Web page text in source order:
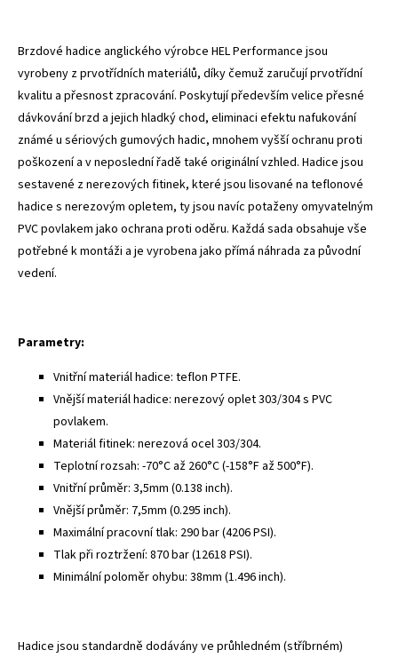
Brzdové hadice anglického výrobce HEL Performance jsou
vyrobeny z prvotřídních materiálů, díky čemuž zaručují prvotřídní
kvalitu a přesnost zpracování. Poskytují především velice přesné
dávkování brzd a jejich hladký chod, eliminaci efektu nafukování
známé u sériových gumových hadic, mnohem vyšší ochranu proti
poškození a v neposlední řadě také originální vzhled. Hadice jsou
sestavené z nerezových fitinek, které jsou lisované na teflonové
hadice s nerezovým opletem, ty jsou navíc potaženy omyvatelným
PVC povlakem jako ochrana proti oděru. Každá sada obsahuje vše
potřebné k montáži a je vyrobena jako přímá náhrada za původní
vedení.
Parametry:
Vnitřní materiál hadice: teflon PTFE.
Vnější materiál hadice: nerezový oplet 303/304 s PVC
povlakem.
Materiál fitinek: nerezová ocel 303/304.
Teplotní rozsah: -70°C až 260°C (-158°F až 500°F).
Vnitřní průměr: 3,5mm (0.138 inch).
Vnější průměr: 7,5mm (0.295 inch).
Maximální pracovní tlak: 290 bar (4206 PSI).
Tlak při roztržení: 870 bar (12618 PSI).
Minimální poloměr ohybu: 38mm (1.496 inch).
Hadice jsou standardně dodávány ve průhledném (stříbrném)